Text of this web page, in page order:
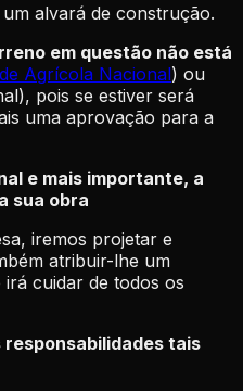
alvará de construção.
em questão não está
Agrícola Nacional) ou
pois se estiver será
uma aprovação para a
e mais importante, a
sua obra
iremos projetar e
atribuir-lhe um
cuidar de todos os
tais